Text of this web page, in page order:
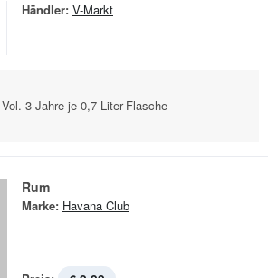
Händler: V-Markt
3 Jahre je 0,7-Liter-Flasche
Rum
Marke: Havana Club